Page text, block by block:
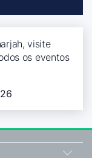
visite
os eventos